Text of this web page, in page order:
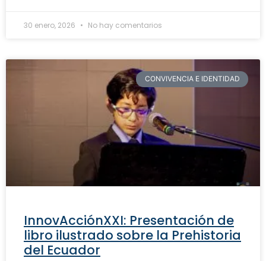
30 enero, 2026 No hay comentarios
CONVIVENCIA E IDENTIDAD
InnovAcciónXXI: Presentación de
libro ilustrado sobre la Prehistoria
del Ecuador